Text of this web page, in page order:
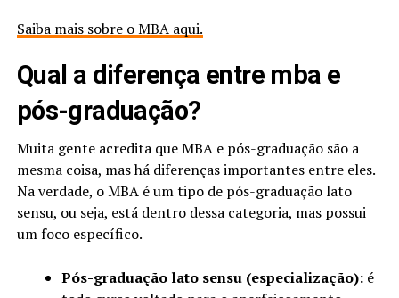
Saiba mais sobre o MBA aqui.
Qual a diferença entre mba e
pós-graduação?
Muita gente acredita que MBA e pós-graduação são a
mesma coisa, mas há diferenças importantes entre eles.
Na verdade, o MBA é um tipo de pós-graduação lato
sensu, ou seja, está dentro dessa categoria, mas possui
um foco específico.
Pós-graduação lato sensu (especialização):é